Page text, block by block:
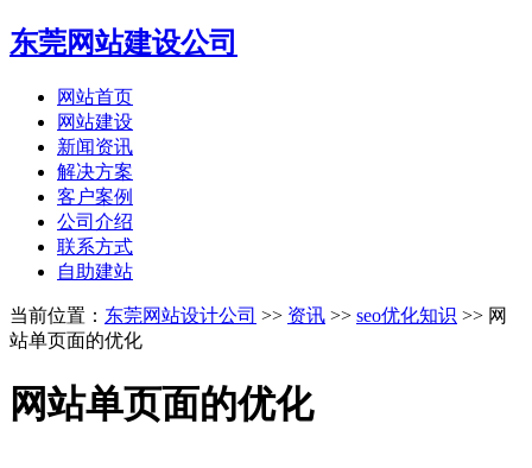
东莞网站建设公司
网站首页
网站建设
新闻资讯
解决方案
客户案例
公司介绍
联系方式
自助建站
当前位置： 东莞网站设计公司 >> 资讯 >> seo优化知识 >> 网
站单页面的优化
网站单页面的优化